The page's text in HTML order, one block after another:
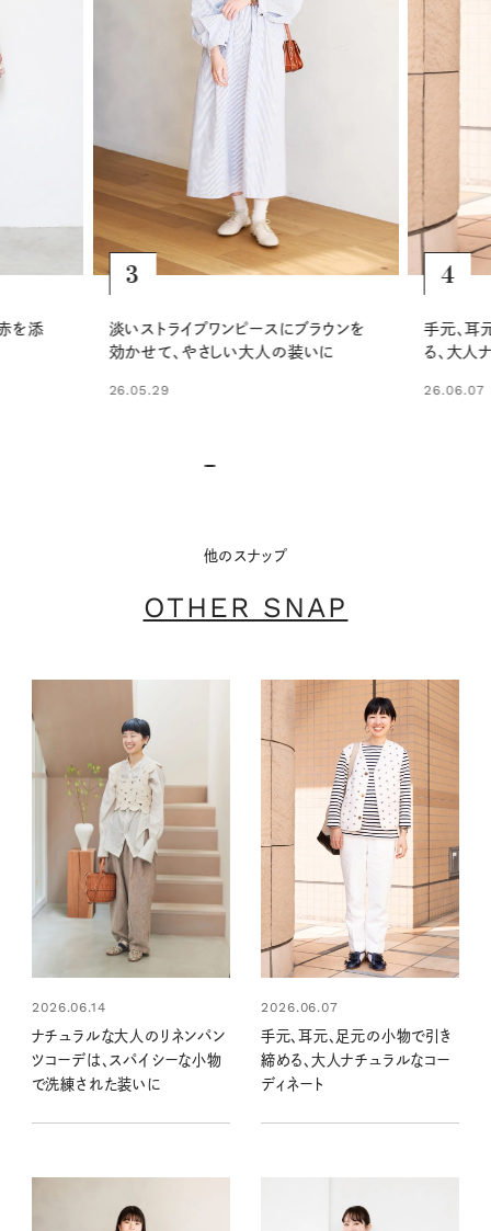
ンを
4
手元、耳元、足元の小物で引き締め
る、大人ナチュラルなコーディネート
26.06.07
5
白×青の
ル。洒落
25.07.05
他のスナップ
OTHER SNAP
2026.06.14
ナチュラルな大人のリネンパン
ツコーデは、スパイシーな小物
で洗練された装いに
2026.06.07
手元、耳元、足元の小物で引き
締める、大人ナチュラルなコー
ディネート